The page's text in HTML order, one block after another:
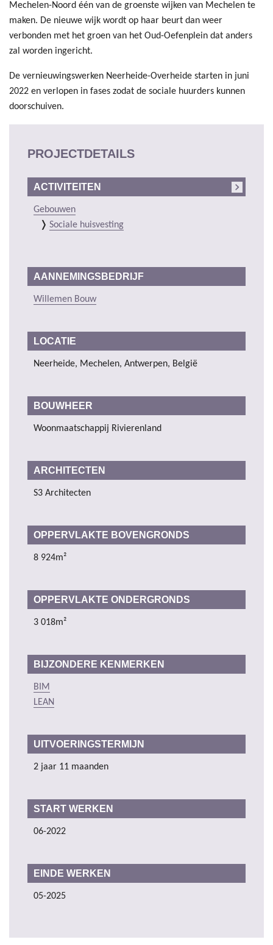
Mechelen-Noord één van de groenste wijken van Mechelen te
maken. De nieuwe wijk wordt op haar beurt dan weer
verbonden met het groen van het Oud-Oefenplein dat anders
zal worden ingericht.
De vernieuwingswerken Neerheide-Overheide starten in juni
2022 en verlopen in fases zodat de sociale huurders kunnen
doorschuiven.
PROJECTDETAILS
ACTIVITEITEN
Gebouwen
Sociale huisvesting
AANNEMINGSBEDRIJF
Willemen Bouw
LOCATIE
Neerheide, Mechelen, Antwerpen, België
BOUWHEER
Woonmaatschappij Rivierenland
ARCHITECTEN
S3 Architecten
OPPERVLAKTE BOVENGRONDS
8 924m²
OPPERVLAKTE ONDERGRONDS
3 018m²
BIJZONDERE KENMERKEN
BIM
LEAN
UITVOERINGSTERMIJN
2 jaar 11 maanden
START WERKEN
06-2022
EINDE WERKEN
05-2025